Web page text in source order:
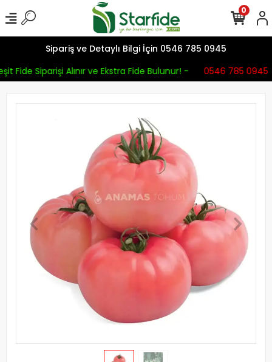
Sipariş ve Detaylı Bilgi İçin 0546 785 0945
Fide Siparişi Alınır ve Ekstra Fide Bulunur! -
0546 785 0945
0